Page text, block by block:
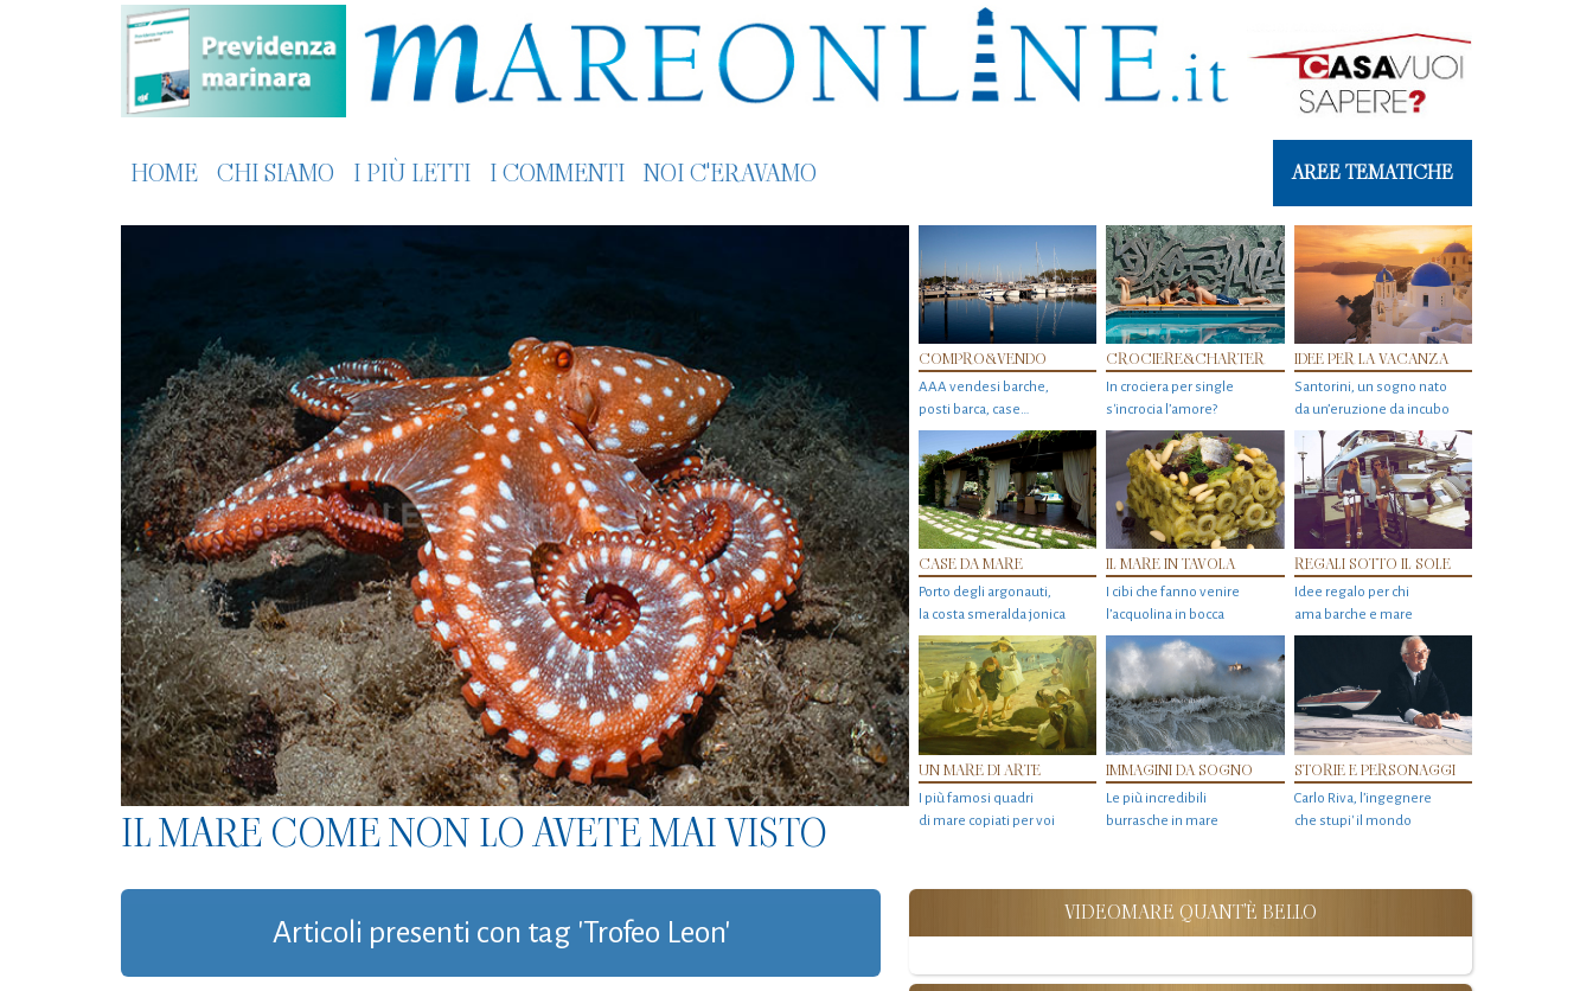
HOME CHI SIAMO I PIÙ LETTI I COMMENTI NOI C'ERAVAMO AREE TEMATICHE
IL MARE COME NON LO AVETE MAI VISTO
COMPRO&VENDO
AAA vendesi barche,
posti barca, case…
CROCIERE&CHARTER
In crociera per single
s'incrocia l’amore?
IDEE PER LA VACANZA
Santorini, un sogno nato
da un’eruzione da incubo
CASE DA MARE
Porto degli argonauti,
la costa smeralda jonica
IL MARE IN TAVOLA
I cibi che fanno venire
l’acquolina in bocca
REGALI SOTTO IL SOLE
Idee regalo per chi
ama barche e mare
UN MARE DI ARTE
I più famosi quadri
di mare copiati per voi
IMMAGINI DA SOGNO
Le più incredibili
burrasche in mare
STORIE E PERSONAGGI
Carlo Riva, l’ingegnere
che stupi' il mondo
Articoli presenti con tag 'Trofeo Leon'
VIDEOMARE QUANT'È BELLO